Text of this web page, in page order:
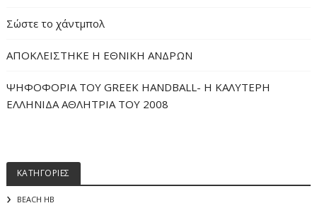
Σώστε το χάντμπολ
ΑΠΟΚΛΕΙΣΤΗΚΕ Η ΕΘΝΙΚΗ ΑΝΔΡΩΝ
ΨΗΦΟΦΟΡΙΑ ΤΟΥ GREEK HANDBALL- H ΚΑΛΥΤΕΡΗ
ΕΛΛΗΝΙΔΑ ΑΘΛΗΤΡΙΑ ΤΟΥ 2008
ΚΑΤΗΓΟΡΙΕΣ
BEACH HB